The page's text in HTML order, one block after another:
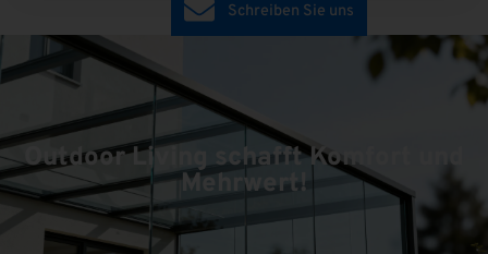
Outdoor Living schafft Komfort und
Mehrwert!
Schreiben Sie uns